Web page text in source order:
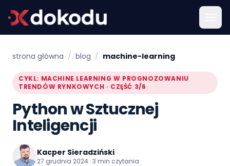
strona główna / blog / machine-learning
CYKL: MACHINE LEARNING W PROGNOZOWANIU
TRENDÓW RYNKOWYCH · CZĘŚĆ 3/6
Python w Sztucznej
Inteligencji
Kacper Sieradziński
27 grudnia 2024 · 3 min czytania